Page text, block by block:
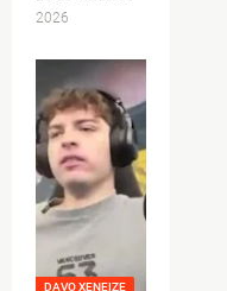
2026
DAVO XENEIZE